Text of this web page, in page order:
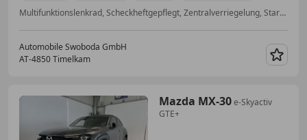
Multifunktionslenkrad, Scheckheftgepflegt, Zentralverriegelung, Start/Stop-Automatik, Notbremsassistent, Fahrerairbag, Alarmanlage, Isofix
Automobile Swoboda GmbH
AT-4850 Timelkam
Mazda MX-30e-Skyactiv
GTE+